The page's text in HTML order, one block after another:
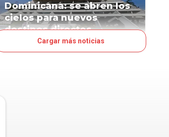
Dominicana: se abren los
cielos para nuevos
destinos directos
Cargar más noticias